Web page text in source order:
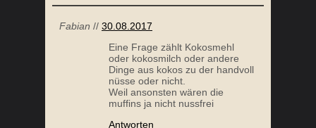
Fabian // 30.08.2017
Eine Frage zählt Kokosmehl
oder kokosmilch oder andere
Dinge aus kokos zu der handvoll
nüsse oder nicht.
Weil ansonsten wären die
muffins ja nicht nussfrei
Antworten